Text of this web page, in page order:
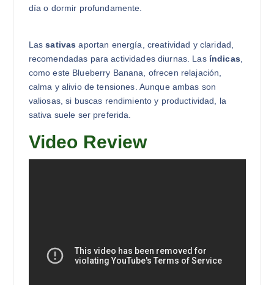
día o dormir profundamente.
Lassativas aportan energía, creatividad y claridad,
recomendadas para actividades diurnas. Las índicas
como este Blueberry Banana, ofrecen relajación,
calma y alivio de tensiones. Aunque ambas son
valiosas, si buscas rendimiento y productividad, la
sativa suele ser preferida.
Video Review